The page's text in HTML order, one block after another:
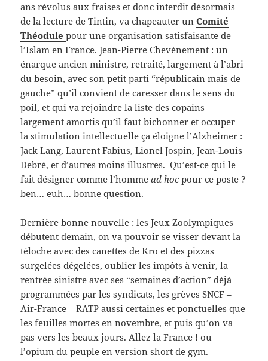
ans révolus aux fraises et donc interdit désormais
de la lecture de Tintin, va chapeauter unComité
Théodule pour une organisation satisfaisante de
l’Islam en France. Jean-Pierre Chevènement : un
énarque ancien ministre, retraité, largement à l’abri
du besoin, avec son petit parti “républicain mais de
gauche” qu’il convient de caresser dans le sens du
poil, et qui va rejoindre la liste des copains
largement amortis qu’il faut bichonner et occuper –
la stimulation intellectuelle ça éloigne l’Alzheimer :
Jack Lang, Laurent Fabius, Lionel Jospin, Jean-Louis
Debré, et d’autres moins illustres. Qu’est-ce qui le
fait désigner comme l’hommead hocpour ce poste ?
ben… euh… bonne question.
Dernière bonne nouvelle : les Jeux Zoolympiques
débutent demain, on va pouvoir se visser devant la
téloche avec des canettes de Kro et des pizzas
surgelées dégelées, oublier les impôts à venir, la
rentrée sinistre avec ses “semaines d’action” déjà
programmées par les syndicats, les grèves SNCF –
Air-France – RATP aussi certaines et ponctuelles que
les feuilles mortes en novembre, et puis qu’on va
pas vers les beaux jours. Allez la France ! ou
l’opium du peuple en version short de gym.